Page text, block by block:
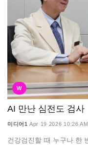
W
AI 만난 심전도 검사
미디어1 Apr 19 2026 10:26
건강검진할 때 누구나 한